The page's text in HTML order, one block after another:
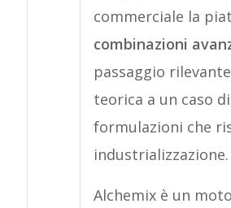
commerciale la
combinazioni
passaggio
teorica a un caso
formulazioni che
industrializzazione.
Alchemix è un